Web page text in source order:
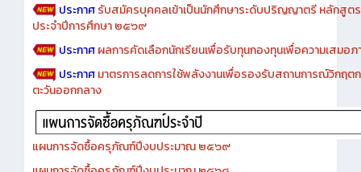
ประกาศรับสมัครบุคคลเข้าเป็นนักศึกษาระดับปริญญาตรี หลักสูต
ประจำปีการศึกษา ๒๕๖๙
ประกาศผลการคัดเลือกนักเรียนเพื่อรับทุนกองทุนเพื่อความเสมอ
ประกาศมาตรการลดการใช้พลังงานเพื่อรองรับสถานการณ์วิกฤ
ตะวันออกกลาง
แผนการจัดซื้อครุภัณฑ์ปีงบประมาณ ๒๕๖๙